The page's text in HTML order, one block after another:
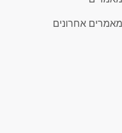
מאמרים אחרונים